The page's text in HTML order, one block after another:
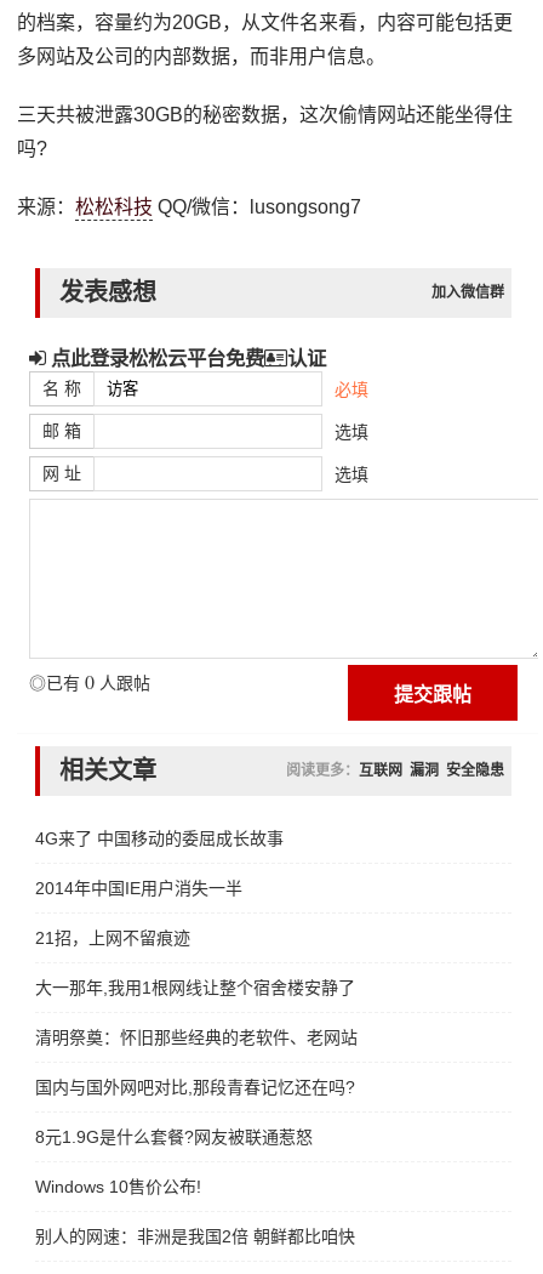
的档案，容量约为20GB，从文件名来看，内容可能包括更
多网站及公司的内部数据，而非用户信息。
三天共被泄露30GB的秘密数据，这次偷情网站还能坐得住
吗?
来源：松松科技 QQ/微信：lusongsong7
发表感想 加入微信群
点此登录松松云平台免费 认证
名 称 必填
邮 箱 选填
网 址 选填
◎已有 0 人跟帖
相关文章 阅读更多： 互联网 漏洞 安全隐患
4G来了 中国移动的委屈成长故事
2014年中国IE用户消失一半
21招，上网不留痕迹
大一那年,我用1根网线让整个宿舍楼安静了
清明祭奠：怀旧那些经典的老软件、老网站
国内与国外网吧对比,那段青春记忆还在吗?
8元1.9G是什么套餐?网友被联通惹怒
Windows 10售价公布!
别人的网速：非洲是我国2倍 朝鲜都比咱快